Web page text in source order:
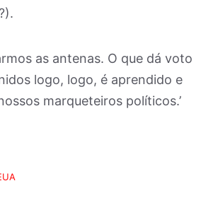
as antenas. O que dá voto
logo, logo, é aprendido e
marqueteiros políticos.’